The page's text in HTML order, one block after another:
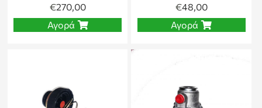
€270,00
Αγορά
€48,00
Αγορά